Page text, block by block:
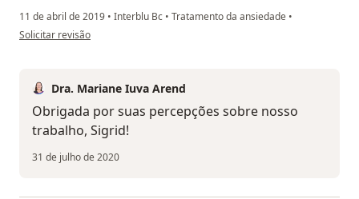
11 de abril de 2019 • Interblu Bc • Tratamento da ansiedade •
na opinião do utilizador Sua conta foi excluída
Solicitar revisão
Dra. Mariane Iuva Arend
Obrigada por suas percepções sobre nosso
trabalho, Sigrid!
31 de julho de 2020